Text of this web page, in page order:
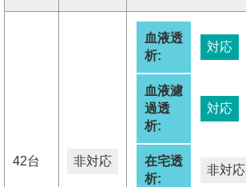
42台 非対応
血液透
析:
対応
血液濾
過透
析:
対応
在宅透
析:
非対応